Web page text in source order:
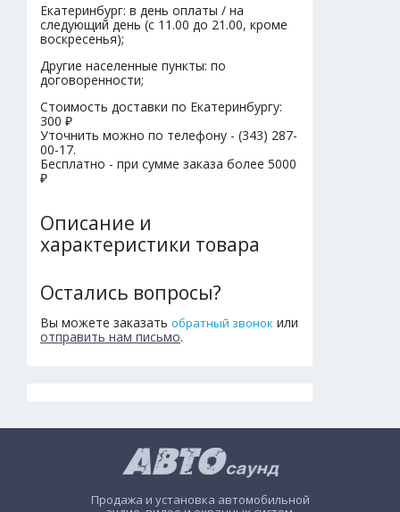
Екатеринбург: в день оплаты / на
следующий день (с 11.00 до 21.00, кроме
воскресенья);
Другие населенные пункты: по
договоренности;
Стоимость доставки по Екатеринбургу:
300 ₽
Уточнить можно по телефону - (343) 287-
00-17.
Бесплатно - при сумме заказа более 5000
₽
Описание и
характеристики товара
Остались вопросы?
Вы можете заказать обратный звонок или
отправить нам письмо.
Продажа и установка автомобильной